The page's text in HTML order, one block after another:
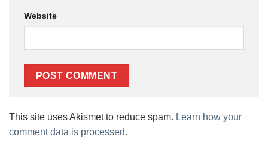
Website
This site uses Akismet to reduce spam. Learn how your
comment data is processed.